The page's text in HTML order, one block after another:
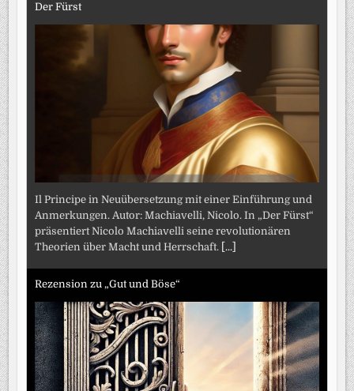
Der Fürst
Il Principe in Neuübersetzung mit einer Einführung und
Anmerkungen. Autor: Machiavelli, Nicolo. In „Der Fürst“
präsentiert Nicolo Machiavelli seine revolutionären
Theorien über Macht und Herrschaft. [...]
Rezension zu „Gut und Böse“